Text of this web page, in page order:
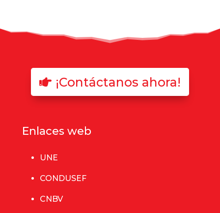
¡Contáctanos ahora!
Enlaces web
UNE
CONDUSEF
CNBV